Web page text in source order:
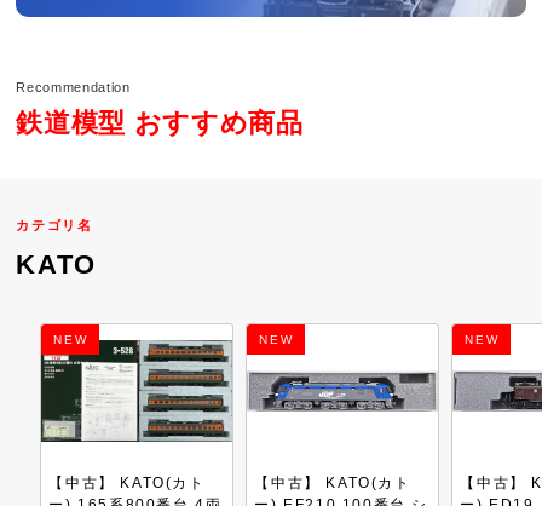
Recommendation
鉄道模型 おすすめ商品
カテゴリ名
KATO
NEW
【中古】 KATO(カト
NEW
【中古】 KATO(カト
NEW
【中古】